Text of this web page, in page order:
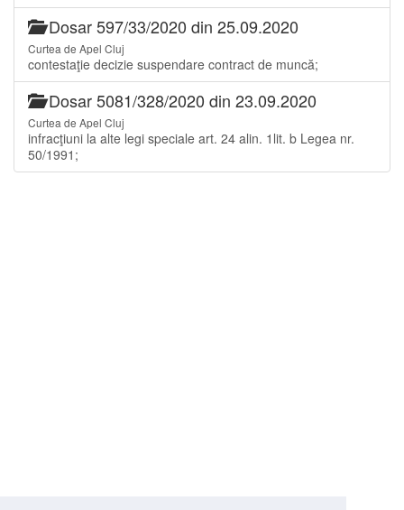
Dosar 597/33/2020 din 25.09.2020
Curtea de Apel Cluj
contestaţie decizie suspendare contract de muncă;
Dosar 5081/328/2020 din 23.09.2020
Curtea de Apel Cluj
infracţiuni la alte legi speciale art. 24 alin. 1lit. b Legea nr.
50/1991;